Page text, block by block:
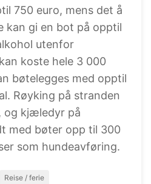
750 euro, mens det å
kan gi en bot på opptil
utenfor
koste hele 3 000
bøtelegges med opptil
Røyking på stranden
og kjæledyr på
med bøter opp til 300
som hundeavføring.
Reise / ferie